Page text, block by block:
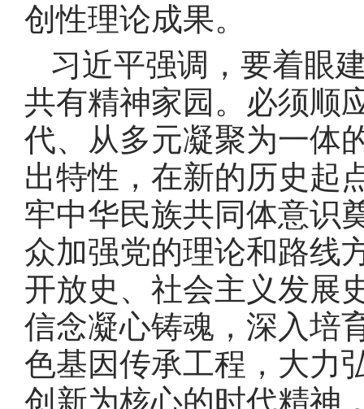
创性理论成果。
习近平强调，要着眼
共有精神家园 。 必须顺
代、从多元凝聚为一体
出特性，在新的历史起
牢中华民族共同体意识
众加强党的理论和路线
开放史、社会主义发展
信念凝心铸魂，深入培
色基因传承工程，大力
创新为核心的时代精神